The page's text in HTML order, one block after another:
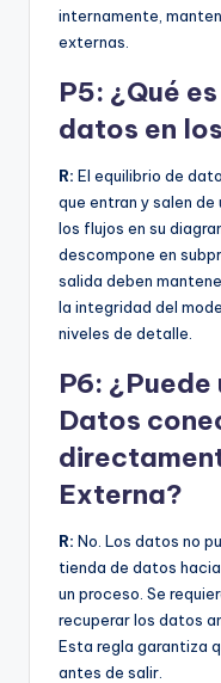
internamente,
externas.
P5: ¿Qué
datos en
R: El equilibrio de
que entran y salen
los flujos en su
descompone en
salida deben
la integridad del
niveles de detalle.
P6:
Datos
Externa?
R: No. Los datos no
tienda de datos
un proceso. Se
recuperar los datos
Esta regla garantiza
antes de salir.